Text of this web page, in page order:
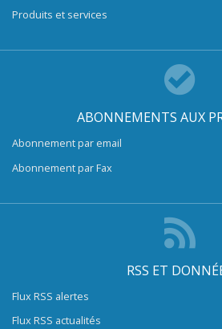
Produits et services
ABONNEMENTS AUX
Abonnement par email
Abonnement par Fax
RSS ET
Flux RSS alertes
Flux RSS actualités